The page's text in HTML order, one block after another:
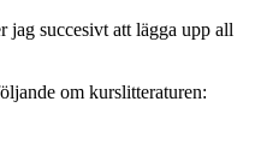
succesivt att lägga upp all
om kurslitteraturen: